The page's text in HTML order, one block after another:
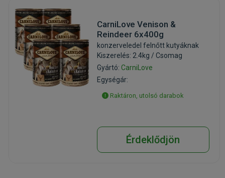
CarniLove Venison &
Reindeer 6x400g
konzerveledel felnőtt kutyáknak
Kiszerelés: 2.4kg / Csomag
Gyártó: CarniLove
Egységár:
Raktáron, utolsó darabok
Érdeklődjön